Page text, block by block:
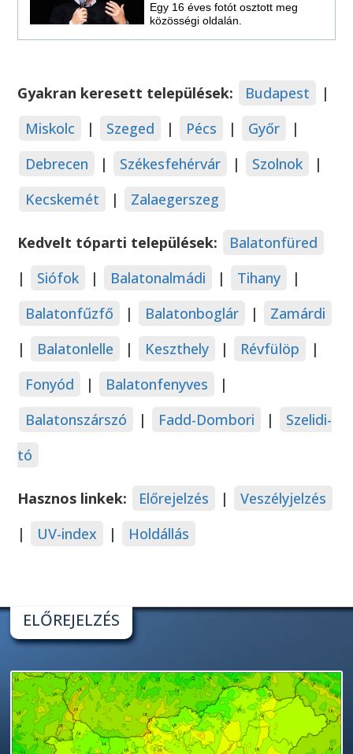
Egy 16 éves fotót osztott meg
közösségi oldalán.
Gyakran keresett települések: Budapest
|
Miskolc
| Szeged | Pécs | Győr
|
Debrecen
| Székesfehérvár | Szolnok
|
Kecskemét
| Zalaegerszeg
Kedvelt tóparti települések:
Balatonfüred
|
Siófok | Balatonalmádi | Tihany
|
Balatonfűzfő
| Balatonboglár |
Zamárdi
|
Balatonlelle | Keszthely | Révfülöp
|
Fonyód
| Balatonfenyves
|
Balatonszárszó
| Fadd-Dombori |
Szelidi-
tó
Hasznos linkek: Előrejelzés |
Veszélyjelzés
|
UV-index | Holdállás
ELŐREJELZÉS